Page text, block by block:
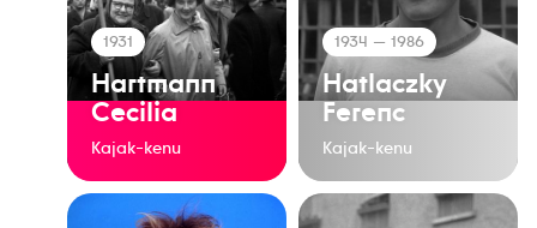
1931
Hartmann
Cecilia
Kajak-kenu
1934 — 1986
Hatlaczky
Ferenc
Kajak-kenu